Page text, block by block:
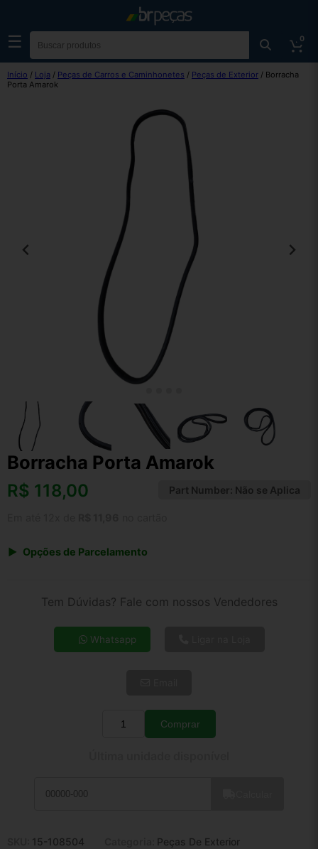
☰ 0
Início / Loja / Peças de Carros e Caminhonetes / Peças de Exterior / Borracha
Porta Amarok
Borracha Porta Amarok
R$ 118,00 Part Number: Não se Aplica
Opções de Parcelamento
4x de R$ 32,70
5x de R$ 26,51
Tem Dúvidas? Fale com nossos Vendedores
Whatsapp
Quantidade
Comprar
15-108504 Peças De Exterior